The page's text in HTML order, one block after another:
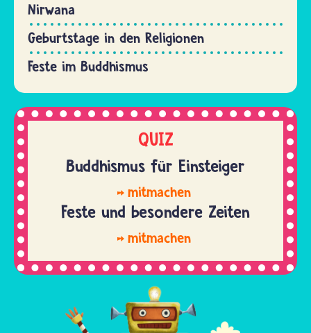
Nirwana
Geburtstage in den Religionen
Feste im Buddhismus
QUIZ
Buddhismus für Einsteiger
mitmachen
Feste und besondere Zeiten
mitmachen